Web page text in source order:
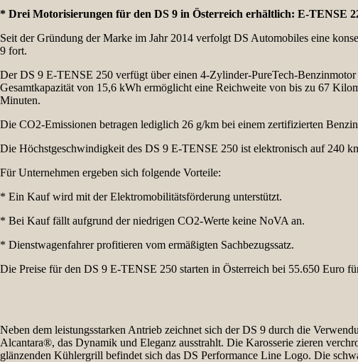
* Drei Motorisierungen für den DS 9 in Österreich erhältlich: E-TENSE
Seit der Gründung der Marke im Jahr 2014 verfolgt DS Automobiles eine
9 fort.
Der DS 9 E-TENSE 250 verfügt über einen 4-Zylinder-PureTech-
Gesamtkapazität von 15,6 kWh ermöglicht eine Reichweite von bis zu 67
Minuten.
Die CO2-Emissionen betragen lediglich 26 g/km bei einem zertifizierten
Die Höchstgeschwindigkeit des DS 9 E-TENSE 250 ist elektronisch auf 240
Für Unternehmen ergeben sich folgende Vorteile:
* Ein Kauf wird mit der Elektromobilitätsförderung unterstützt.
* Bei Kauf fällt aufgrund der niedrigen CO2-Werte keine NoVA an.
* Dienstwagenfahrer profitieren vom ermäßigten Sachbezugssatz.
Die Preise für den DS 9 E-TENSE 250 starten in Österreich bei 55.650 Euro
Neben dem leistungsstarken Antrieb zeichnet sich der DS 9 durch die
Alcantara®, das Dynamik und Eleganz ausstrahlt. Die Karosserie zieren
glänzenden Kühlergrill befindet sich das DS Performance Line Logo. Die